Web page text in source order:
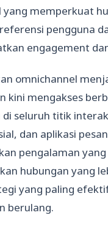
yang memperkuat
pengguna
engagement
omnichannel
kini mengakses
seluruh titik
dan aplikasi
pengalaman
hubungan yang
yang paling
berulang.